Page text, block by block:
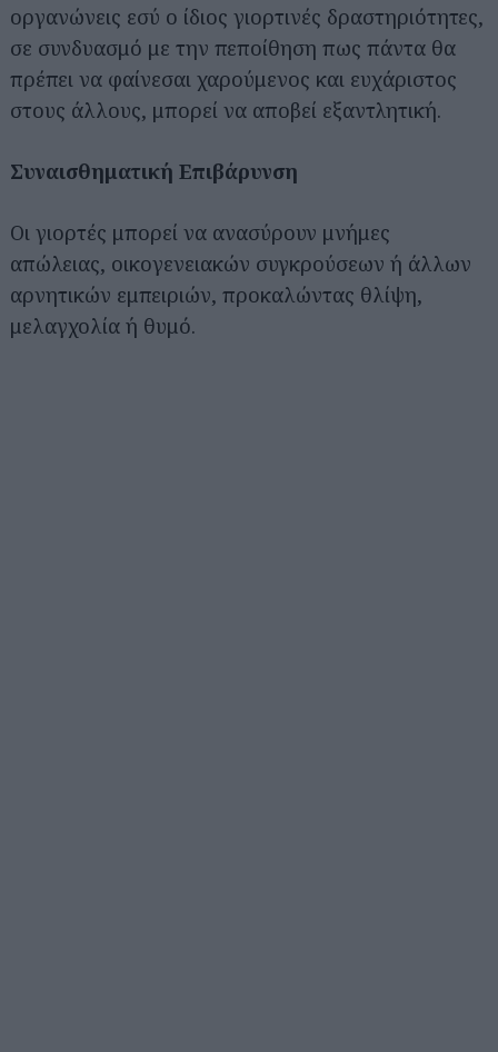
οργανώνεις εσύ ο ίδιος γιορτινές δραστηριότητες,
σε συνδυασμό με την πεποίθηση πως πάντα θα
πρέπει να φαίνεσαι χαρούμενος και ευχάριστος
στους άλλους, μπορεί να αποβεί εξαντλητική.
Συναισθηματική Επιβάρυνση
Οι γιορτές μπορεί να ανασύρουν μνήμες
απώλειας, οικογενειακών συγκρούσεων ή άλλων
αρνητικών εμπειριών, προκαλώντας θλίψη,
μελαγχολία ή θυμό.